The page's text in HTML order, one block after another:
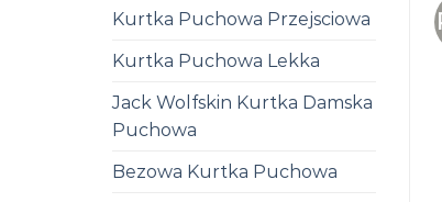
Kurtka Puchowa Przejsciowa
Kurtka Puchowa Lekka
Jack Wolfskin Kurtka Damska
Puchowa
Bezowa Kurtka Puchowa